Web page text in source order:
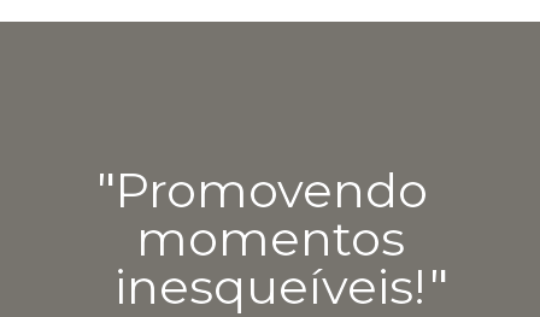
Promovendo
momentos
inesqueíveis!